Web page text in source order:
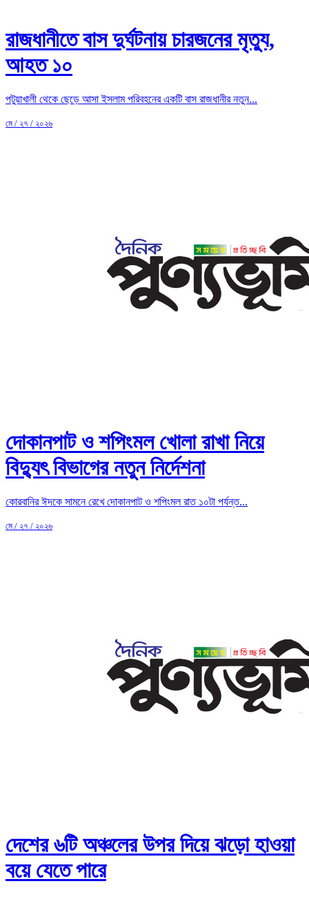
রাজধানীতে বাস দুর্ঘটনায় চারজনের মৃত্যু,
আহত ১০
পটুয়াখালী থেকে ছেড়ে আসা ইসলাম পরিবহনের একটি বাস রাজধানীর নতুন...
মে / ২৭ / ২০২৬
দোকানপাট ও শপিংমল খোলা রাখা নিয়ে
বিদ্যুৎ বিভাগের নতুন নির্দেশনা
কোরবানির ঈদকে সামনে রেখে দোকানপাট ও শপিংমল রাত ১০টা পর্যন্ত...
মে / ২৭ / ২০২৬
দেশের ৬টি অঞ্চলের উপর দিয়ে ঝড়ো হাওয়া
বয়ে যেতে পারে